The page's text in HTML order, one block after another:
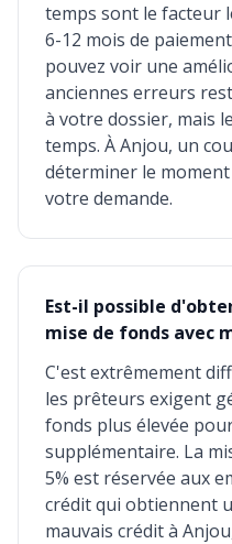
temps sont le facteur
6-12 mois de
pouvez voir une
anciennes erreurs
à votre dossier, mais
temps. À Anjou, un
déterminer le
votre demande.
Est-il possible
mise de fonds avec
C'est extrêmement
les prêteurs exigent
fonds plus élevée
supplémentaire. La
5% est réservée aux
crédit qui obtiennent
mauvais crédit à